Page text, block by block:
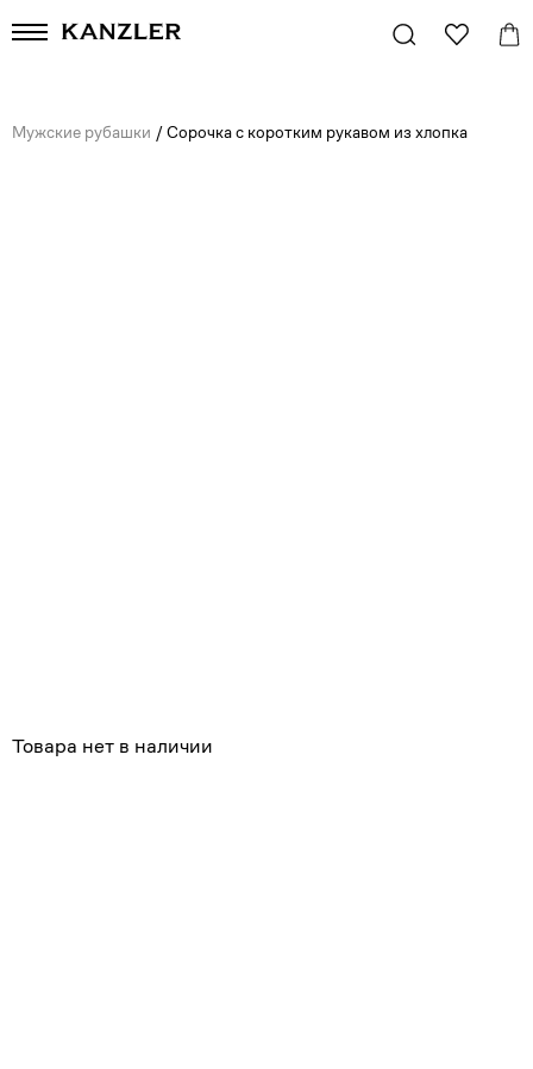
Мужские рубашки /Сорочка с коротким рукавом из хлопка
Товара нет в наличии